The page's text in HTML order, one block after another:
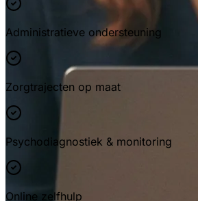
Administratieve ondersteuning
Zorgtrajecten op maat
Psychodiagnostiek & monitoring
Online zelfhulp